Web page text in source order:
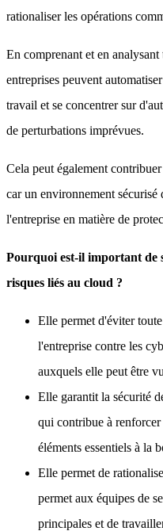
rationaliser les opérations
En comprenant et en
entreprises peuvent
travail et se concentrer sur
de perturbations imprévues.
Cela peut également
car un environnement
l'entreprise en matière de
Pourquoi est-il important de
risques liés au cloud ?
Elle permet d'éviter
l'entreprise contre les
auxquels elle peut être
Elle garantit la sécurité
qui contribue à
éléments essentiels à la
Elle permet de
permet aux équipes de
principales et de